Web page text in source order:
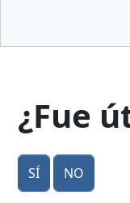
¿Fue
Sí No